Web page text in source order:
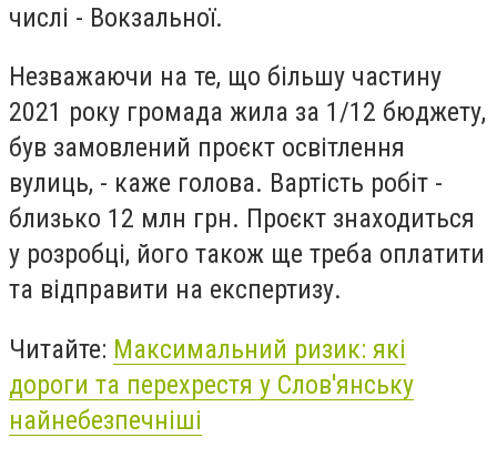
числі - Вокзальної.
Незважаючи на те, що більшу частину
2021 року громада жила за 1/12 бюджету,
був замовлений проєкт освітлення
вулиць, - каже голова. Вартість робіт -
близько 12 млн грн. Проєкт знаходиться
у розробці, його також ще треба оплатити
та відправити на експертизу.
Читайте: Максимальний ризик: які
дороги та перехрестя у Слов'янську
найнебезпечніші